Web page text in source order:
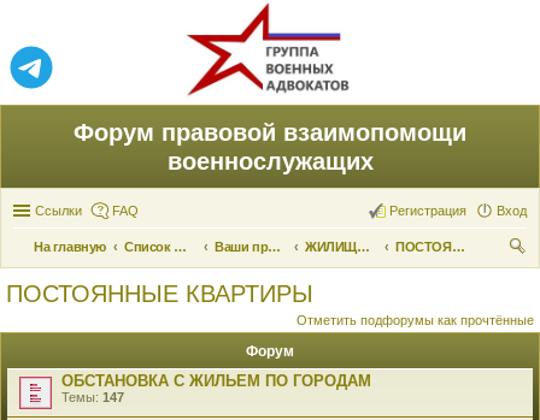
Форум правовой взаимопомощи
военнослужащих
Ссылки FAQ Вход
Регистрация
На главную Список форумов Ваши права и их реализация ЖИЛИЩНЫЕ ВОПРОСЫ
ПОСТОЯННЫЕ КВАРТИРЫ
ПОСТОЯННЫЕ КВАРТИРЫ
Отметить подфорумы как прочтённые
Форум
ОБСТАНОВКА С ЖИЛЬЕМ ПО ГОРОДАМ
Темы: 147